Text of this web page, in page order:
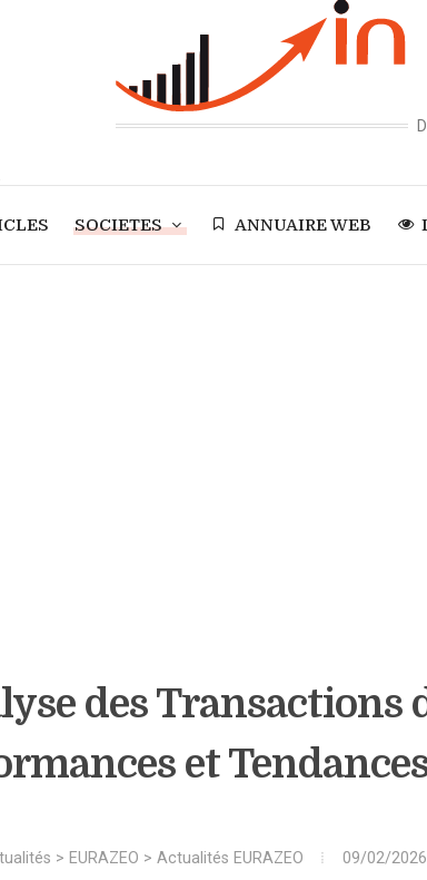
SOCIETES ANNUAIRE WEB
des Transactions
et
> EURAZEO > Actualités EURAZEO 09/02/